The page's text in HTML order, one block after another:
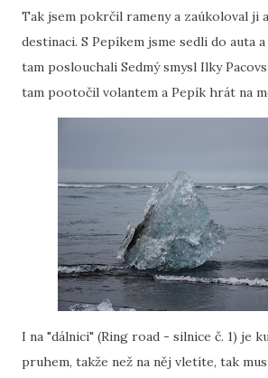
Tak jsem pokrčil rameny a zaúkoloval ji
destinaci. S Pepíkem jsme sedli do auta
tam poslouchali Sedmý smysl Ilky
tam pootočil volantem a Pepík hrát na
I na "dálnici" (Ring road - silnice č. 1) je
pruhem, takže než na něj vletíte, tak